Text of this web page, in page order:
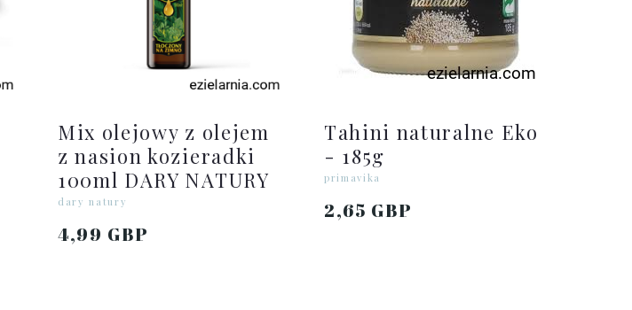
Mix olejowy z olejem
z nasion kozieradki
100ml DARY NATURY
dary natury
4,99 GBP
Tahini naturalne Eko
- 185g
primavika
2,65 GBP